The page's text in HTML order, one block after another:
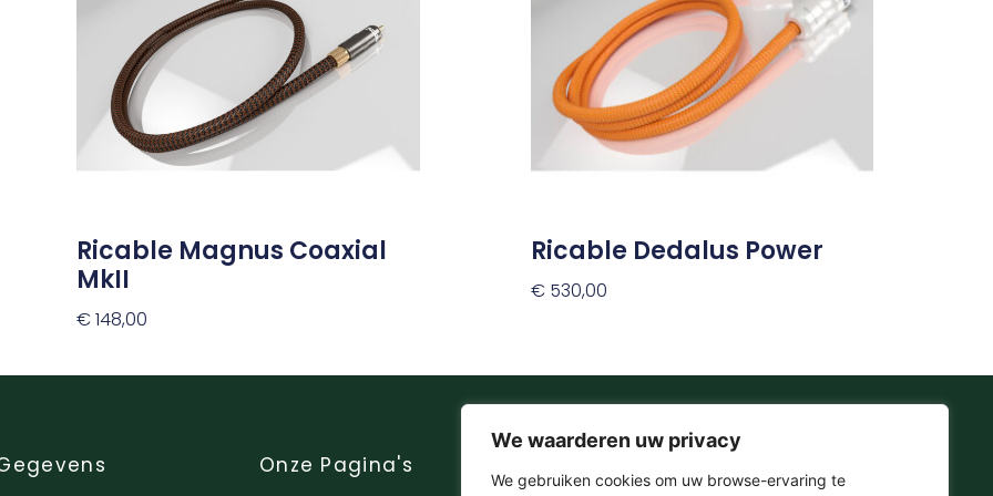
We waarderen uw privacy
We gebruiken cookies om uw browse-ervaring te
Ricable Magnus Coaxial
MkII
€148,00
variaties.
optie
kan
gekozen
worden
productpagina
Ricable Dedalus Power
€530,00
variaties.
Deze
optie
kan
gekozen
productpagina
Onze Pagina's